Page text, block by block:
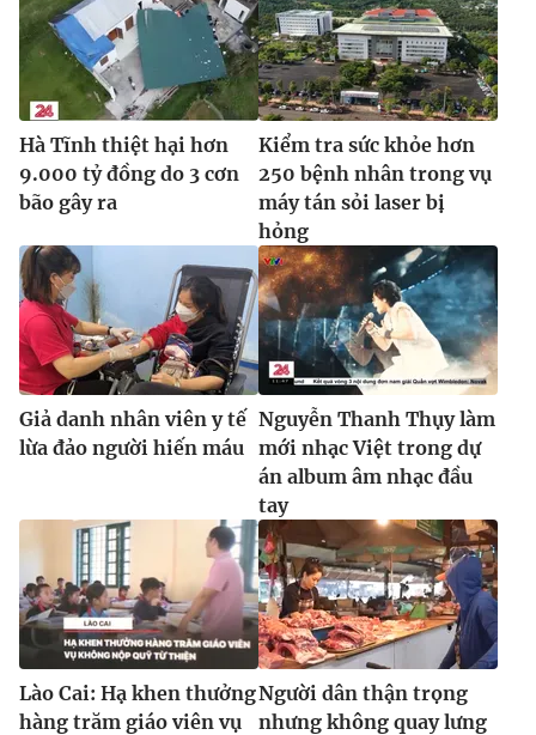
Ðiện thoại Thời báo VTV:024.66 897 897
Email:toasoan@vtv.vn
Liên hệ quảng cáo:
024-7300.7108
® Cấm sao chép dưới mọi hình thức nếu không có sự chấp
thuận bằng văn bản. Ghi rõ nguồn VTV.vn khi phát hành lại
thông tin từ website này.
Hà Tĩnh thiệt hại hơn
9.000 tỷ đồng do 3 cơn
bão gây ra
Kiểm tra sức khỏe hơn
250 bệnh nhân trong vụ
máy tán sỏi laser bị
hỏng
Giả danh nhân viên y tế
lừa đảo người hiến máu
Nguyễn Thanh Thụy làm
mới nhạc Việt trong dự
án album âm nhạc đầu
tay
Lào Cai: Hạ khen thưởng
hàng trăm giáo viên vụ
Người dân thận trọng
nhưng không quay lưng